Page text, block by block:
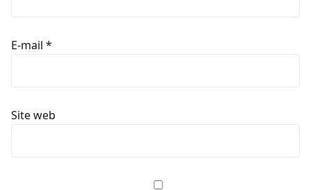
E-mail *
Site web